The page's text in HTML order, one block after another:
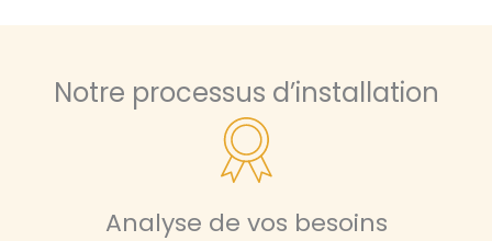
Notre processus d’installation
Analyse de vos besoins